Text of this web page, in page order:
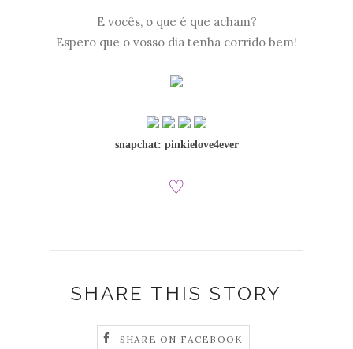
E vocês, o que é que acham?
Espero que o vosso dia tenha corrido bem!
snapchat: pinkielove4ever
♡
SHARE THIS STORY
SHARE ON FACEBOOK